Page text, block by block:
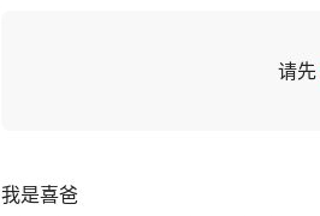
请先
我是喜爸